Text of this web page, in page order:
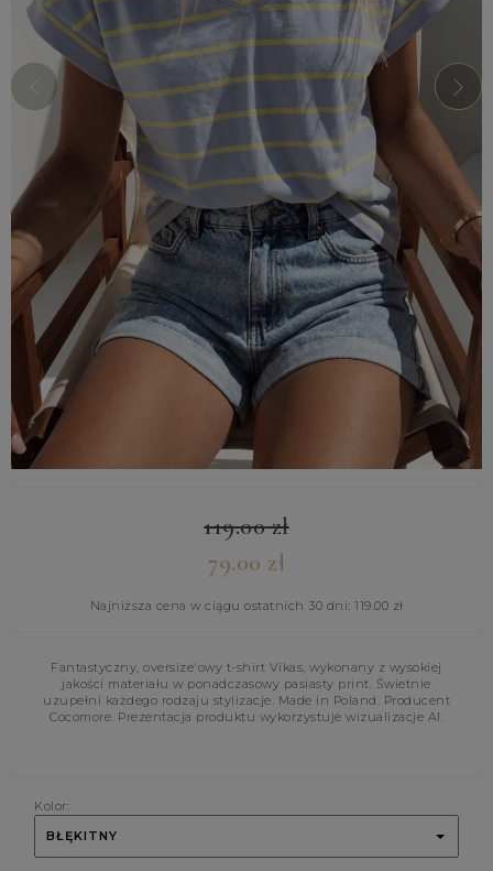
119.00zł
79.00 zł
Najniższa cena w ciągu ostatnich 30 dni: 119.00 zł
Fantastyczny, oversize'owy t-shirt Vikas, wykonany z wysokiej
jakości materiału w ponadczasowy pasiasty print. Świetnie
uzupełni każdego rodzaju stylizacje. Made in Poland. Producent
Cocomore. Prezentacja produktu wykorzystuje wizualizacje AI.
Kolor:
BŁĘKITNY